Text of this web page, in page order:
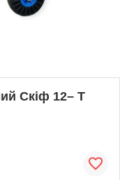
Скіф 12– Т